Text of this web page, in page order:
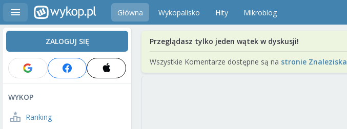
Główna Wykopalisko Hity Mikroblog
ZALOGUJ SIĘ
WYKOP
Ranking
Przeglądasz tylko jeden wątek w dyskusji!
Wszystkie Komentarze dostępne są na stronie Znaleziska